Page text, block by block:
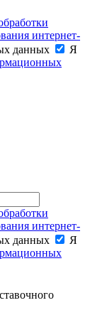
интернет-
данных
Я
интернет-
данных
Я